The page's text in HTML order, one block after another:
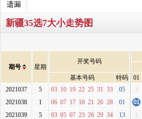
遗漏
新疆35选7大小走势图
期号 星期
开奖号码
基本号码
特码 01
2021037
5 03 10 19 22 25 31 33 05 3
2021038
1 06 07 17 18 21 26 28 01 01
2021039
5 03 05 07 23 26 29 34 13 1